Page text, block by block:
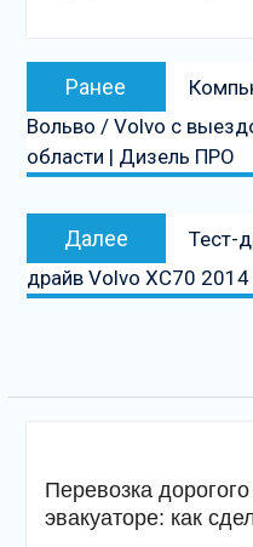
Навигация
записям
Ранее
запись:
Вольво / Volvo с
области | Дизель ПРО
Далее
запись
Тест-
драйв Volvo XC70 2014
Перевозка
эвакуаторе: как